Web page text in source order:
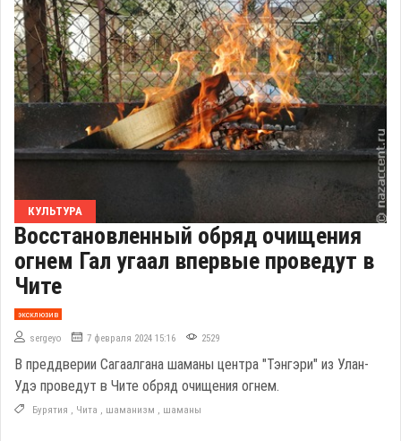
КУЛЬТУРА
Восстановленный обряд очищения
огнем Гал угаал впервые проведут в
Чите
эксклюзив
sergeyo 7 февраля 2024 15:16 2529
В преддверии Сагаалгана шаманы центра "Тэнгэри" из Улан-
Удэ проведут в Чите обряд очищения огнем.
Бурятия , Чита , шаманизм , шаманы